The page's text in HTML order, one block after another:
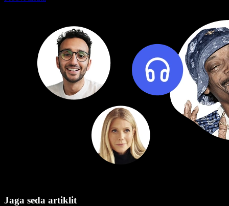
Jaga seda artiklit